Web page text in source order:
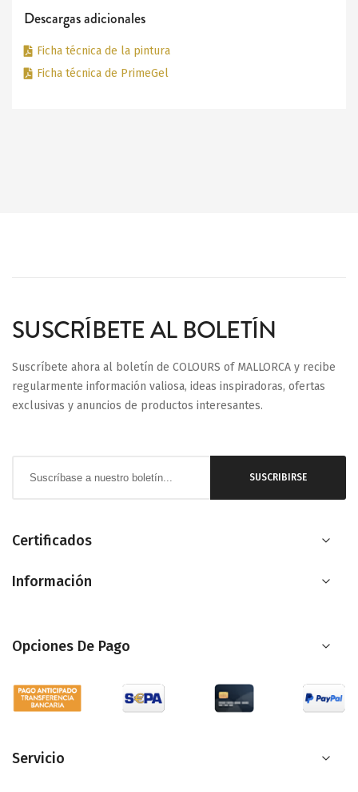
Descargas adicionales
Ficha técnica de la pintura
Ficha técnica de PrimeGel
SUSCRÍBETE AL BOLETÍN
Suscríbete ahora al boletín de COLOURS of MALLORCA y recibe
regularmente información valiosa, ideas inspiradoras, ofertas
exclusivas y anuncios de productos interesantes.
boletín
noticias:
SUSCRIBIRSE
Certificados
Información
Opciones De Pago
Servicio